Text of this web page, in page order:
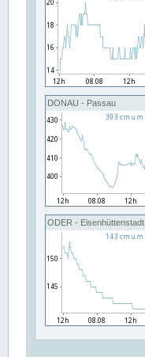
DONAU - Passau
ODER - Eisenhüttenstadt